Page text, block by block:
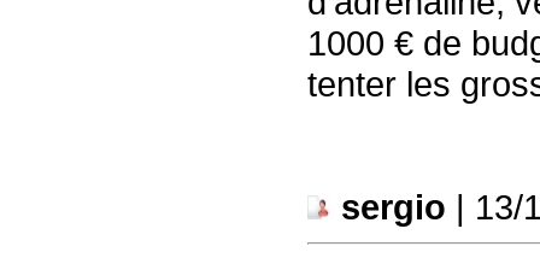
1000 € de
tenter les
sergio | 13/